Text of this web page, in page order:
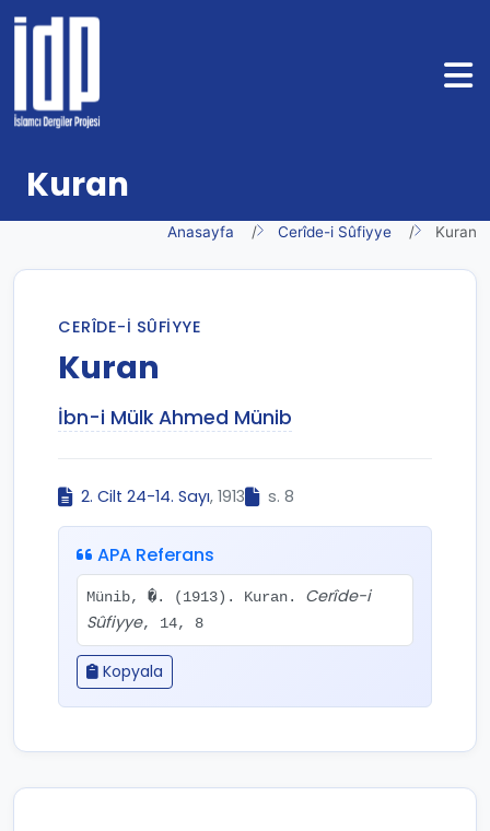
Kuran
Anasayfa Cerîde-i Sûfiyye Kuran
CERÎDE-I SÛFIYYE
Kuran
İbn-i Mülk Ahmed Münib
2. Cilt 24-14. Sayı, 1913 s. 8
APA Referans
Münib, �. (1913). Kuran. Cerîde-i
Sûfiyye, 14, 8
Kopyala